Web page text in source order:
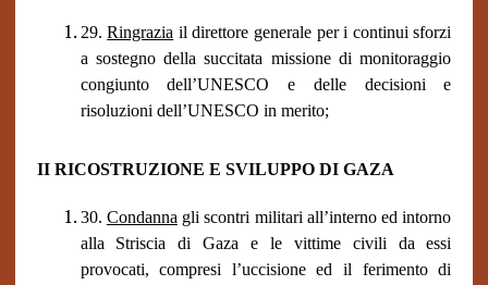
29.Ringrazia il direttore generale per i continui sforzi
a sostegno della succitata missione di monitoraggio
congiunto dell’UNESCO e delle decisioni e
risoluzioni dell’UNESCO in merito;
II RICOSTRUZIONE E SVILUPPO DI GAZA
30. Condanna gli scontri militari all’interno ed intorno
alla Striscia di Gaza e le vittime civili da essi
provocati, compresi l’uccisione ed il ferimento di